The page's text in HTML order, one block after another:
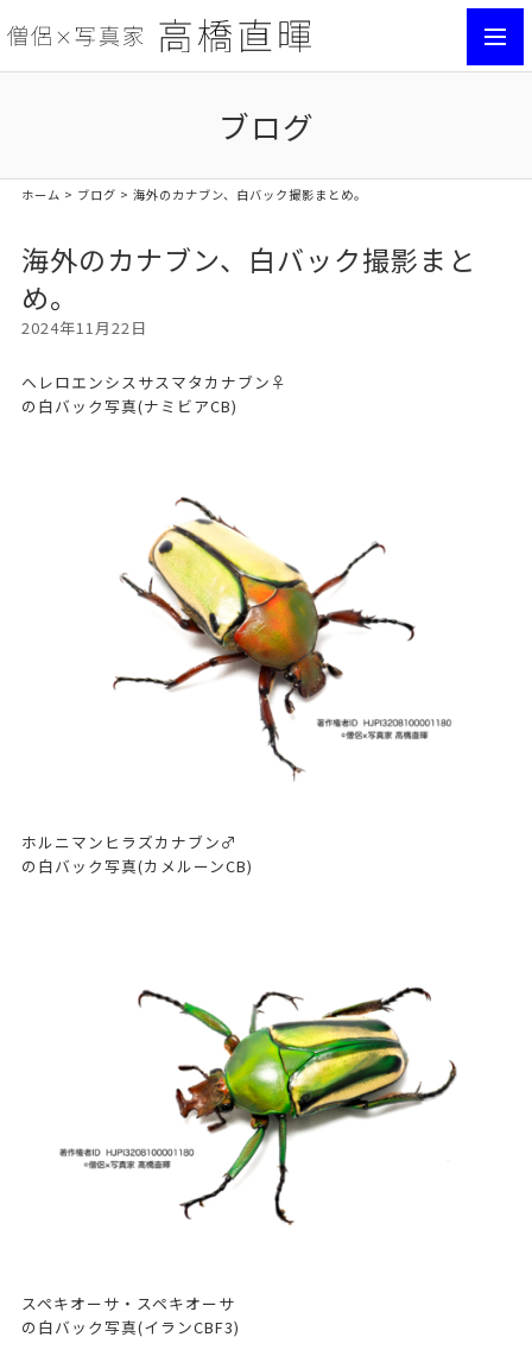
ブログ
ホーム > ブログ > 海外のカナブン、白バック撮影まとめ。
海外のカナブン、白バック撮影まと
め。
2024年11月22日
ヘレロエンシスサスマタカナブン♀
の白バック写真(ナミビアCB)
ホルニマンヒラズカナブン♂
の白バック写真(カメルーンCB)
スペキオーサ・スペキオーサ
の白バック写真(イランCBF3)